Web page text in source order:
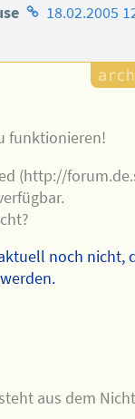
Homepage
Autors
18.02.2005
funktionieren!
(http://
noch nicht,
aus dem